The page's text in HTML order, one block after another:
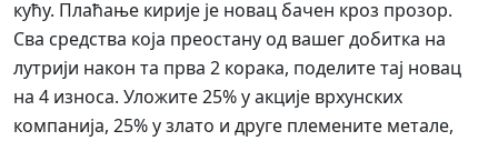
кућу. Плаћање кирије је новац бачен кроз прозор.
Сва средства која преостану од вашег добитка на
лутрији након та прва 2 корака, поделите тај новац
на 4 износа. Уложите 25% у акције врхунских
компанија, 25% у злато и друге племените метале,